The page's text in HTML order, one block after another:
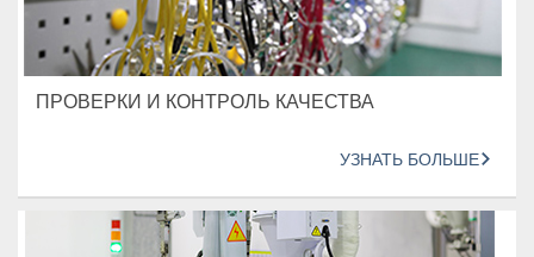
ПРОВЕРКИ И КОНТРОЛЬ КАЧЕСТВА
УЗНАТЬ БОЛЬШЕ